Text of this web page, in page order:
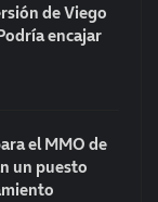
de Viego
encajar
el MMO de
un puesto